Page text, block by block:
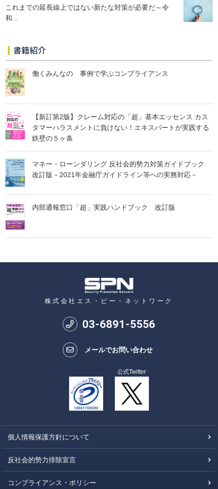
これまでの延長線上ではない新たな対策が必要だ～令
和...
書籍紹介
働くみんなの 事例で学ぶコンプライアンス
【新訂第2版】クレーム対応の「超」基本エッセンス カス
タマーハラスメントに負けない！エキスパートが実践する
鉄壁の５ヶ条
マネー・ローンダリング 反社会的勢力対策ガイドブック
改訂版－2021年金融庁ガイドライン等への実務対応－
内部通報窓口「超」実践ハンドブック 改訂版
株式会社エス・ピー・ネットワーク
03-6891-5556
メールでお問い合わせ
公式Twitter
個人情報保護方針について
反社会的勢力排除宣言
コンプライアンス・ポリシー